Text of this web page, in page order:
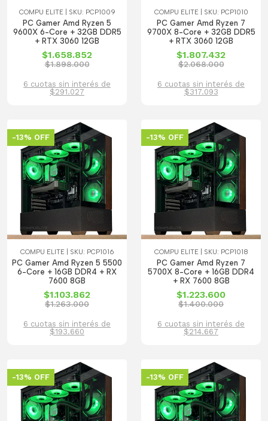
COMPU ELITE | SKU: PCP1009
PC Gamer Amd Ryzen 5
9600X 6-Core + 32GB DDR5
+ RTX 3060 12GB
$1.658.852
$1.898.000
6 cuotas sin interés de
$291.027
COMPU ELITE | SKU: PCP1010
PC Gamer Amd Ryzen 7
9700X 8-Core + 32GB DDR5
+ RTX 3060 12GB
$1.807.432
$2.068.000
6 cuotas sin interés de
$317.093
-13% OFF
COMPU ELITE | SKU: PCP1016
PC Gamer Amd Ryzen 5 5500
6-Core + 16GB DDR4 + RX
7600 8GB
$1.103.862
$1.263.000
6 cuotas sin interés de
$193.660
-13% OFF
COMPU ELITE | SKU: PCP1018
PC Gamer Amd Ryzen 7
5700X 8-Core + 16GB DDR4
+ RX 7600 8GB
$1.223.600
$1.400.000
6 cuotas sin interés de
$214.667
-13% OFF -13% OFF